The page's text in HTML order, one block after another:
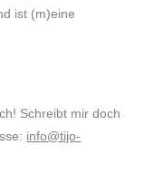
ist (m)eine
Schreibt mir doch
info@tijo-